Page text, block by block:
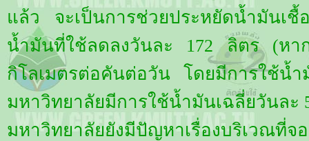
แล้ว จะเป็นการช่วยประหยัดน้ำมันเ
น้ำมันที่ใช้ลดลงวันละ 172 ลิตร (หา
กิโลเมตรต่อคันต่อวัน โดยมีการใช้น้
มหาวิทยาลัยมีการใช้น้ำมันเฉลี่ยวันละ
มหาวิทยาลัยยังมีปัญหาเรื่องบริเวณที่จอ